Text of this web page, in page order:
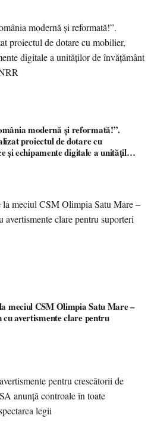
modernă și reformată!”.
proiectul de dotare cu
și echipamente digitale a unităților
meciul CSM Olimpia Satu Mare –
avertismente clare pentru